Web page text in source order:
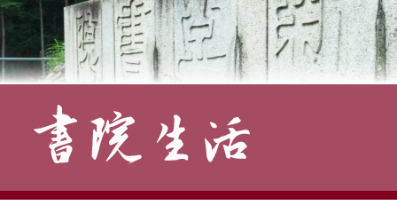
content